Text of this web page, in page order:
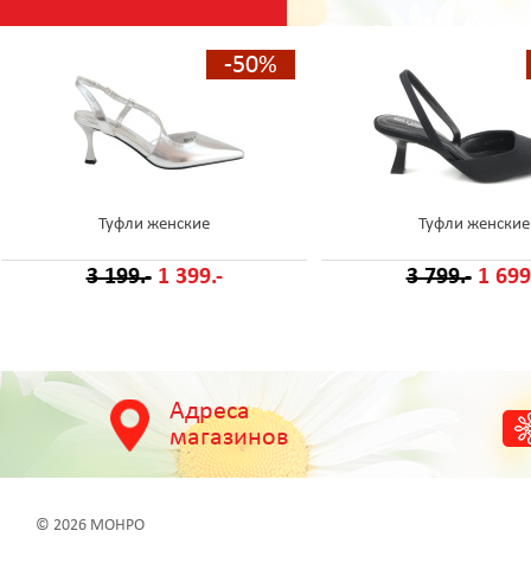
-50%
Туфли женские
3 199.- 1 399.-
Туфли женские
3 799.- 1
Адреса
магазинов
© 2026 МОНРО